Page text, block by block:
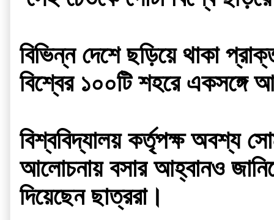
বিভিন্ন দেশে ছড়িয়ে থাকা
বিশ্বের ১০০টি শহরে একসঙ্গে
বিশ্ববিদ্যালয় কর্তৃপক্ষ অবশ্য
আলোচনায় বসার আহ্বানও
দিয়েছেন ছাত্ররা।